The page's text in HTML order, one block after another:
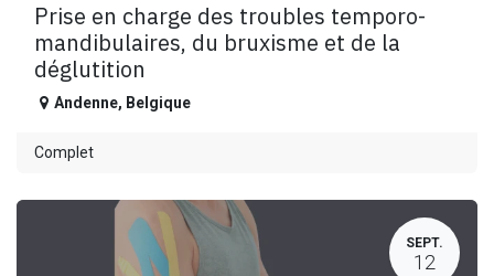
Prise en charge des troubles temporo-
mandibulaires, du bruxisme et de la
déglutition
Andenne, Belgique
Complet
SEPT.
12